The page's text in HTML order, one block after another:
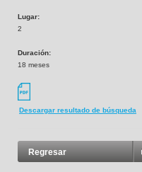
Lugar:
2
Duración:
18 meses
Descargar resultado de búsqueda
Regresar